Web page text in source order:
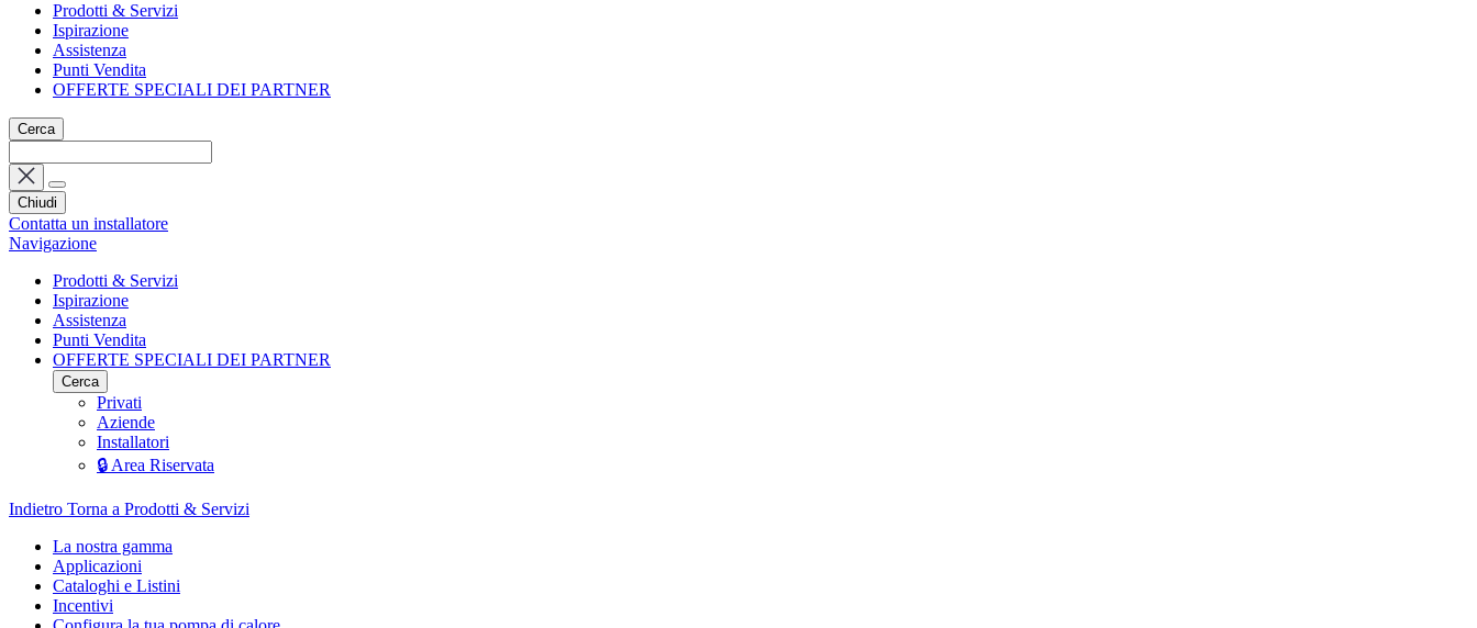
Prodotti & Servizi
Ispirazione
Assistenza
Punti Vendita
OFFERTE SPECIALI DEI PARTNER
Cerca
Chiudi
Contatta un installatore
Navigazione
Prodotti & Servizi
Ispirazione
Assistenza
Punti Vendita
OFFERTE SPECIALI DEI PARTNER
Cerca
Privati
Aziende
Installatori
🔒 Area Riservata
Indietro Torna a Prodotti & Servizi
La nostra gamma
Applicazioni
Cataloghi e Listini
Incentivi